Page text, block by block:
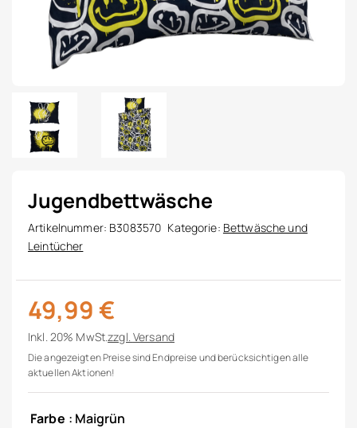
Jugendbettwäsche
Artikelnummer: B3083570 Kategorie: Bettwäsche und
Leintücher
49,99 €
Inkl. 20% MwSt.zzgl. Versand
Die angezeigten Preise sind Endpreise und berücksichtigen alle
aktuellen Aktionen!
Farbe : Maigrün